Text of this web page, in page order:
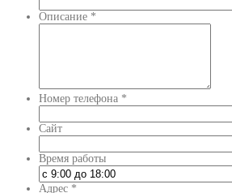
Описание *
Номер телефона *
Сайт
Время работы
Адрес *